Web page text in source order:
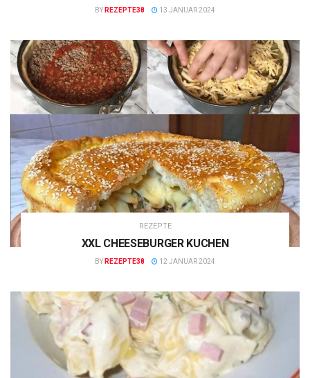
BY REZEPTE38 13 JANUAR 2024
REZEPTE
XXL CHEESEBURGER KUCHEN
BY REZEPTE38 12 JANUAR 2024